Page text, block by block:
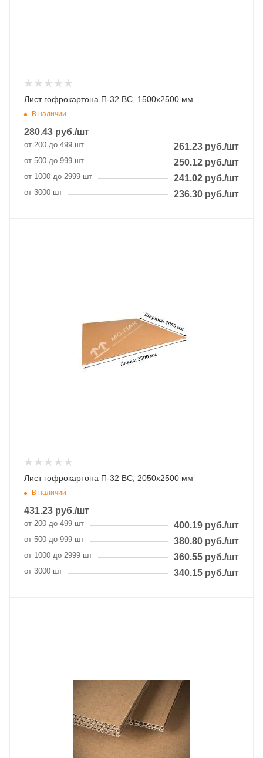
Лист гофрокартона П-32 BC, 1500х2500 мм
В наличии
280.43 руб./шт
от 200 до 499 шт 261.23 руб./шт
от 500 до 999 шт 250.12 руб./шт
от 1000 до 2999 шт 241.02 руб./шт
от 3000 шт 236.30 руб./шт
Лист гофрокартона П-32 BC, 2050х2500 мм
В наличии
431.23 руб./шт
от 200 до 499 шт 400.19 руб./шт
от 500 до 999 шт 380.80 руб./шт
от 1000 до 2999 шт 360.55 руб./шт
от 3000 шт 340.15 руб./шт